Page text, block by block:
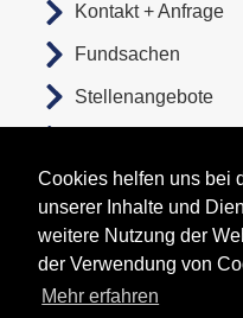
Cookies helfen uns bei
unserer Inhalte und
weitere Nutzung der
der Verwendung von
Mehr erfahren
Unsere Abfahrtsorte
Kontakt + Anfrage
Fundsachen
Stellenangebote
Datenschutz